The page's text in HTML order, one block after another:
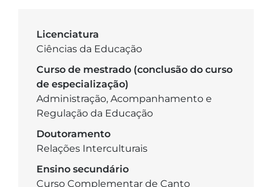
Licenciatura
Ciências da Educação
Curso de mestrado (conclusão do curso
de especialização)
Administração, Acompanhamento e
Regulação da Educação
Doutoramento
Relações Interculturais
Ensino secundário
Curso Complementar de Canto